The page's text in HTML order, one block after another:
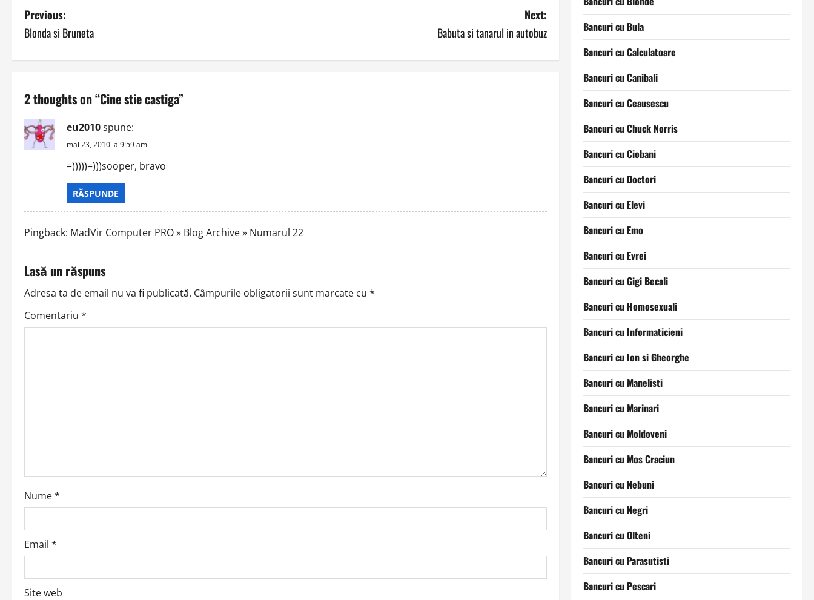
P
o
s
t
n
a
g
a
t
i
o
Previous:
Blonda si Bruneta
Next:
Babuta si tanarul in autobuz
2 thoughts on “Cine stie castiga”
eu2010spune:
mai 23, 2010 la 9:59 am
=)))))=)))sooper, bravo
RĂSPUNDE
Pingback: MadVir Computer PRO » Blog Archive » Numarul 22
Lasă un răspuns
Adresa ta de email nu va fi publicată. Câmpurile obligatorii sunt marcate cu *
Comentariu *
Nume*
Email *
Site web
Bancuri cu Bula
Bancuri cu Calculatoare
Bancuri cu Canibali
Bancuri cu Ceausescu
Bancuri cu Chuck Norris
Bancuri cu Ciobani
Bancuri cu Doctori
Bancuri cu Elevi
Bancuri cu Emo
Bancuri cu Evrei
Bancuri cu Gigi Becali
Bancuri cu Homosexuali
Bancuri cu Informaticieni
Bancuri cu Ion si Gheorghe
Bancuri cu Manelisti
Bancuri cu Marinari
Bancuri cu Moldoveni
Bancuri cu Mos Craciun
Bancuri cu Nebuni
Bancuri cu Negri
Bancuri cu Olteni
Bancuri cu Parasutisti
Bancuri cu Pescari